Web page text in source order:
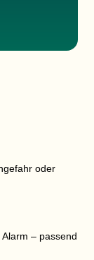
oder
– passend